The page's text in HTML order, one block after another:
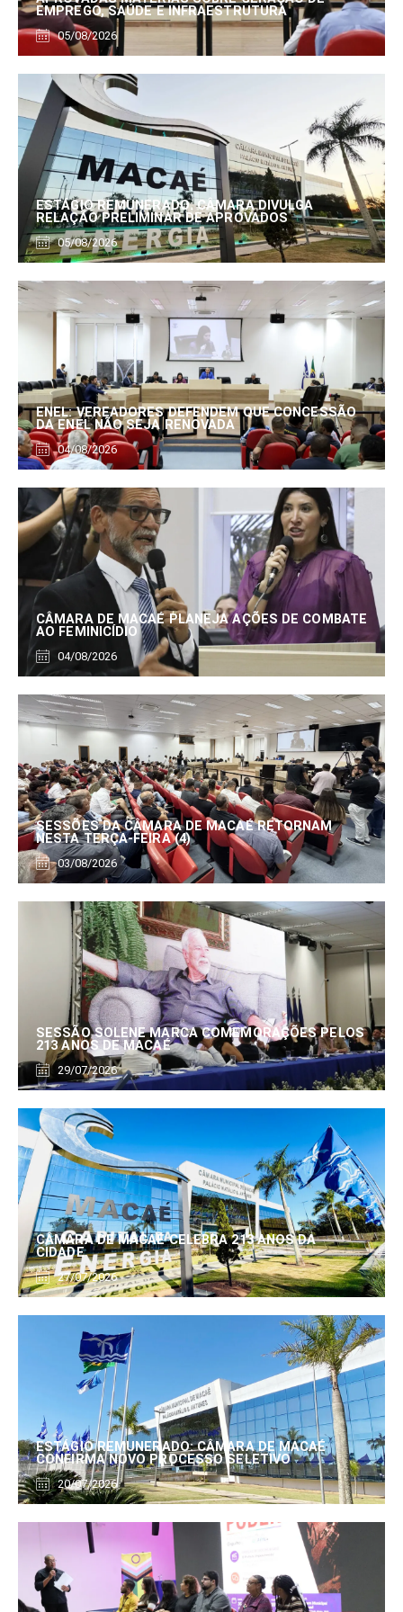
EMPREGO, SAÚDE E INFRAESTRUTURA
05/08/2026
ESTÁGIO REMUNERADO: CÂMARA DIVULGA
RELAÇÃO PRELIMINAR DE APROVADOS
05/08/2026
ENEL: VEREADORES DEFENDEM QUE CONCESSÃO
DA ENEL NÃO SEJA RENOVADA
04/08/2026
CÂMARA DE MACAÉ PLANEJA AÇÕES DE COMBATE
AO FEMINICÍDIO
04/08/2026
SESSÕES DA CÂMARA DE MACAÉ RETORNAM
NESTA TERÇA-FEIRA (4)
03/08/2026
SESSÃO SOLENE MARCA COMEMORAÇÕES PELOS
213 ANOS DE MACAÉ
29/07/2026
CÂMARA DE MACAÉ CELEBRA 213 ANOS DA
CIDADE
27/07/2026
ESTÁGIO REMUNERADO: CÂMARA DE MACAÉ
CONFIRMA NOVO PROCESSO SELETIVO
20/07/2026